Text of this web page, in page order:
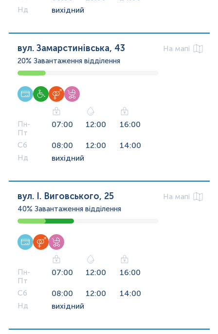
Нд вихідний
вул. Замарстинівська, 43
На мапі
20% Завантаження відділення
Пн-
Пт
07:00 12:00 16:00
Сб 08:00 12:00 14:00
Нд вихідний
вул. І. Виговського, 25
На мапі
40% Завантаження відділення
Пн-
Пт
07:00 12:00 16:00
Сб 08:00 12:00 14:00
Нд вихідний